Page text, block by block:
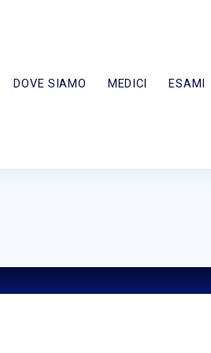
DOVE SIAMO MEDICI ESAMI